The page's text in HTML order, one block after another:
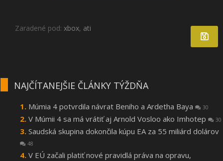
Zaradené pod: xbox, ati
NAJČÍTANEJŠIE ČLÁNKY TÝŽDŇA
Múmia 4 potvrdila návrat Beniho a Ardetha Baya 30
V Múmii 4 sa má vrátiť aj Arnold Vosloo ako Imhotep 30
Saudská skupina dokončila kúpu EA za 55 miliárd dolárov
48
V EÚ začali platiť nové pravidlá práva na opravu,